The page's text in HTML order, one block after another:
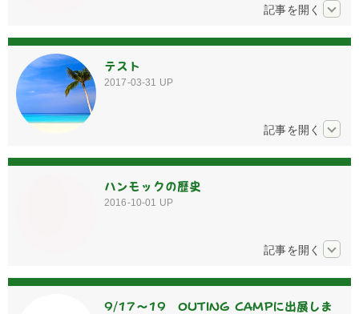
テスト
2017-03-31 UP
ハンモックの歴史
2016-10-01 UP
9/17～19 OUTING CAMPに出展しま